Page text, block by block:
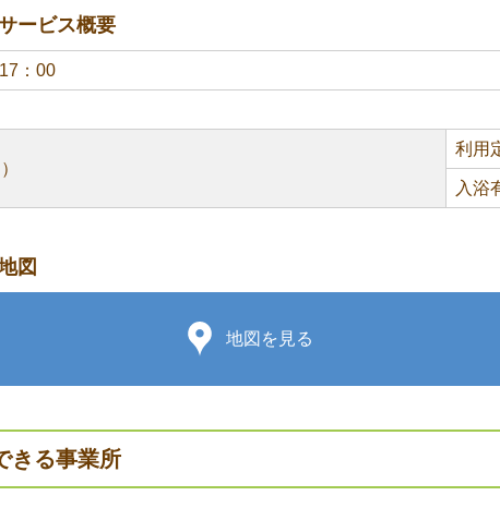
ービス概要
：00
利用
入浴
図
地図を見る
きる事業所